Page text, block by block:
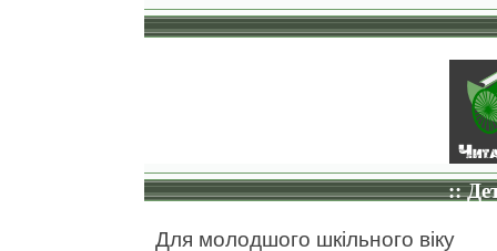
::
Для молодшого шкільного віку